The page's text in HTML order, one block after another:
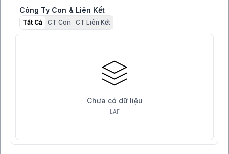
Công Ty Con & Liên Kết
Tất Cả CT Con CT Liên Kết
Chưa có dữ liệu
LAF